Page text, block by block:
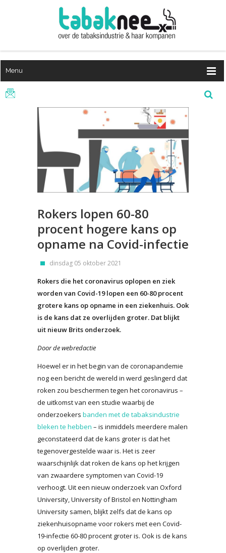
Menu
Rokers lopen 60-80
procent hogere kans op
opname na Covid-infectie
dinsdag 05 oktober 2021
Rokers die het coronavirus oplopen en ziek
worden van Covid-19 lopen een 60-80 procent
grotere kans op opname in een ziekenhuis. Ook
is de kans dat ze overlijden groter. Dat blijkt
uit nieuw Brits onderzoek.
Door de webredactie
Hoewel er in het begin van de coronapandemie
nog een bericht de wereld in werd geslingerd dat
roken zou beschermen tegen het coronavirus –
de uitkomst van een studie waarbij de
onderzoekers banden met de tabaksindustrie
bleken te hebben – is inmiddels meerdere malen
geconstateerd dat de kans groter is dat het
tegenovergestelde waar is. Het is zeer
waarschijnlijk dat roken de kans op het krijgen
van zwaardere symptomen van Covid-19
verhoogt. Uit een nieuw onderzoek van Oxford
University, University of Bristol en Nottingham
University samen, blijkt zelfs dat de kans op
ziekenhuisopname voor rokers met een Covid-
19-infectie 60-80 procent groter is. Ook is de kans
op overlijden groter.